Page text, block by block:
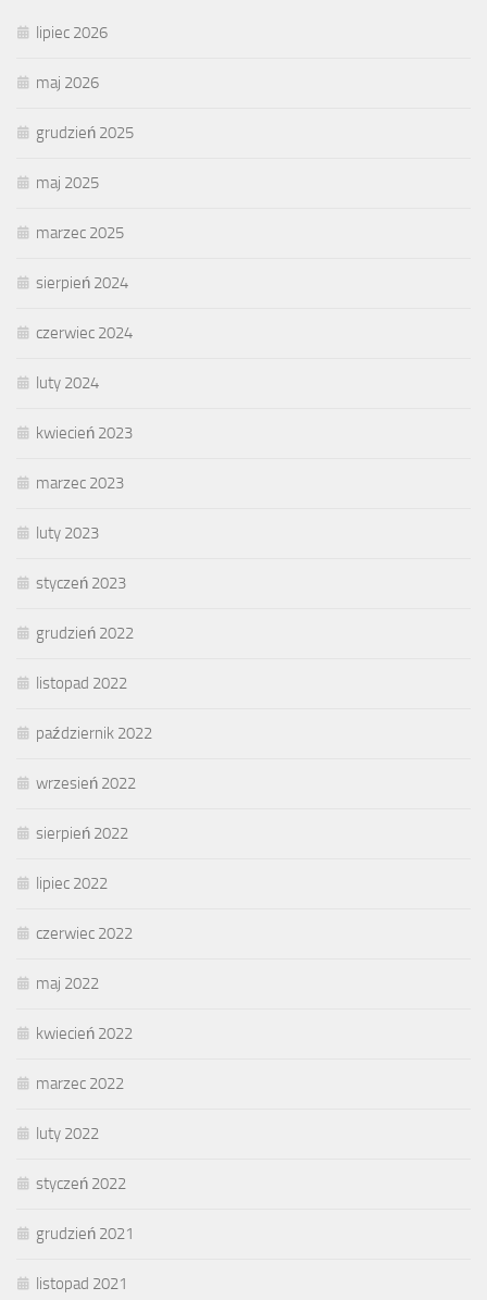
lipiec 2026
maj 2026
grudzień 2025
maj 2025
marzec 2025
sierpień 2024
czerwiec 2024
luty 2024
kwiecień 2023
marzec 2023
luty 2023
styczeń 2023
grudzień 2022
listopad 2022
październik 2022
wrzesień 2022
sierpień 2022
lipiec 2022
czerwiec 2022
maj 2022
kwiecień 2022
marzec 2022
luty 2022
styczeń 2022
grudzień 2021
listopad 2021